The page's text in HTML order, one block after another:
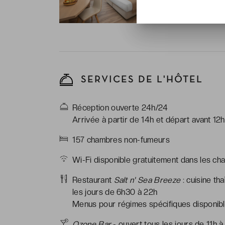
SERVICES DE L'HÔTEL
Réception ouverte 24h/24
Arrivée à partir de 14h et départ avant 12h
157 chambres non-fumeurs
Wi-Fi disponible gratuitement dans les
Restaurant Salt n' Sea Breeze: cuisine
les jours de 6h30 à 22h
Menus pour régimes spécifiques